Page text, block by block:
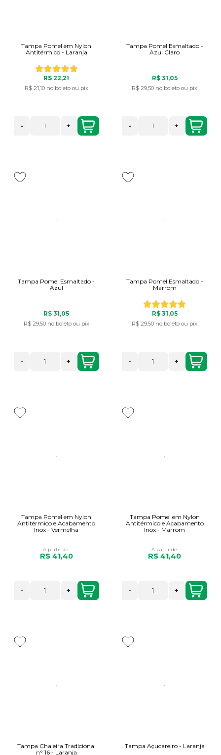
Tampa Pomel em Nylon
Antitérmico - Laranja
R$ 22,21
R$ 21,10 no boleto ou pix
- +
Tampa Pomel Esmaltado -
Azul Claro
R$ 31,05
R$ 29,50 no boleto ou pix
- +
Tampa Pomel Esmaltado -
Azul
R$ 31,05
R$ 29,50 no boleto ou pix
- +
Tampa Pomel Esmaltado -
Marrom
R$ 31,05
R$ 29,50 no boleto ou pix
- +
Tampa Pomel em Nylon
Antitérmico e Acabamento
Inox - Vermelha
A partir de:
R$ 41,40
- +
Tampa Pomel em Nylon
Antitérmico e Acabamento
Inox - Marrom
A partir de:
R$ 41,40
- +
Tampa Chaleira Tradicional
n° 16 - Laranja
Tampa Açucareiro - Laranja